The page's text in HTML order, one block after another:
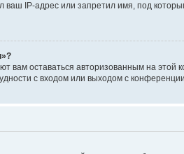
IP-адрес или запретил имя, под
вам оставаться авторизованным на
с входом или выходом с